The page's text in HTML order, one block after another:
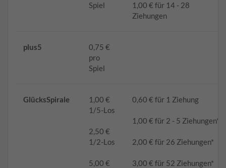
Spiel
1,00 € für 14 - 28
Ziehungen
plus5
0,75 €
pro
Spiel
GlücksSpirale
1,00 €
1/5-Los
2,50 €
1/2-Los
5,00 €
0,60 € für 1 Ziehung
1,00 € für 2 - 5 Ziehungen*
2,00 € für 26 Ziehungen*
3,00 € für 52 Ziehungen*